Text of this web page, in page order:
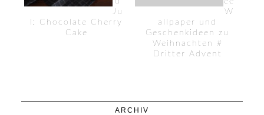
Ju
l: Chocolate Cherry
Cake
W
allpaper und
Geschenkideen zu
Weihnachten #
Dritter Advent
ARCHIV